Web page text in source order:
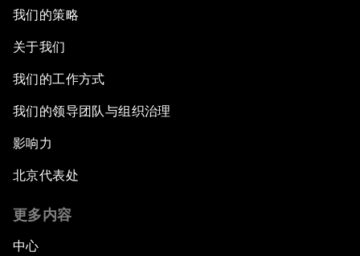
我们的策略
关于我们
我们的工作方式
我们的领导团队与组织治理
影响力
北京代表处
更多内容
中心